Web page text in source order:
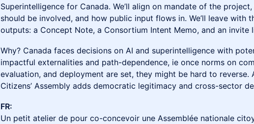
Superintelligence for Canada. We’ll align on mandate of the
should be involved, and how public input flows in. We’ll leave with
outputs: a Concept Note, a Consortium Intent Memo, and an invite
Why? Canada faces decisions on AI and superintelligence with
impactful externalities and path-dependence, ie once norms on
evaluation, and deployment are set, they might be hard to reverse.
Citizens’ Assembly adds democratic legitimacy and cross-sector
FR:
Un petit atelier de pour co-concevoir une Assemblée nationale